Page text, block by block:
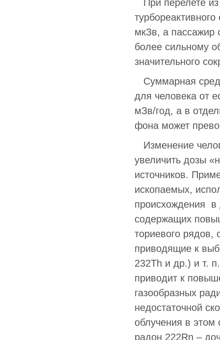
При перелете
мкЗв, а пассажир
более сильному
значительного
Суммарная
для человека от
мЗв/год, а в
фона может
Изменение
увеличить дозы
источников.
ископаемых,
происхождения в
содержащих
ториевого рядов,
приводящие к
232Th и др.) и т.
приводит к
газообразных
недостаточной
облучения в этом
радон 222Rn –